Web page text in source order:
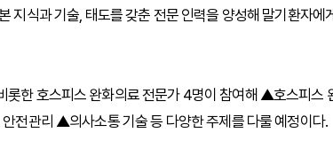
지식과 기술, 태도를 갖춘 전문 인력을 양성해 말기환자에
롯한 호스피스 완화의료 전문가 4명이 참여해 ▲호스피
전관리 ▲의사소통 기술 등 다양한 주제를 다룰 예정이다.